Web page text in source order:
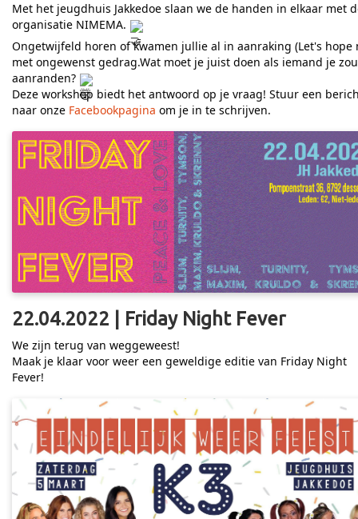
Met het jeugdhuis Jakkedoe slaan we de handen in elkaar met
organisatie NIMEMA.
Ongetwijfeld horen of kwamen jullie al in aanraking (Let's hope
met ongewenst gedrag.Wat moet je juist doen als iemand je zou
aanranden?
Deze workshop biedt het antwoord op je vraag! Stuur een
naar onze Facebookpagina om je in te schrijven.
22.04.2022 | Friday Night Fever
We zijn terug van weggeweest!
Maak je klaar voor weer een geweldige editie van Friday Night
Fever!